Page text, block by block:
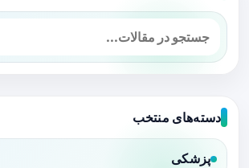
دسته‌های منتخب
پزشکی